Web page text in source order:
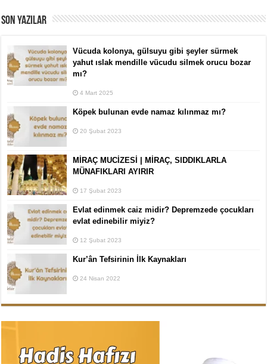
SON YAZILAR
Vücuda kolonya, gülsuyu gibi şeyler sürmek
yahut ıslak mendille vücudu silmek orucu bozar
mı?
4 Mart 2025
Köpek bulunan evde namaz kılınmaz mı?
20 Şubat 2023
MİRAÇ MUCİZESİ | MİRAÇ, SIDDIKLARLA
MÜNAFIKLARI AYIRIR
17 Şubat 2023
Evlat edinmek caiz midir? Depremzede çocukları
evlat edinebilir miyiz?
12 Şubat 2023
Kur’ân Tefsirinin İlk Kaynakları
24 Nisan 2022